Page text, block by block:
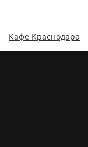
Кафе Краснодара